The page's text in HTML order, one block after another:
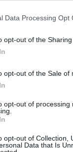
Data Processing Opt
opt-out of the
opt-out of the Sale of
opt-out of
opt-out of Collection,
Data that Is
Fantasia
tervezel Salou